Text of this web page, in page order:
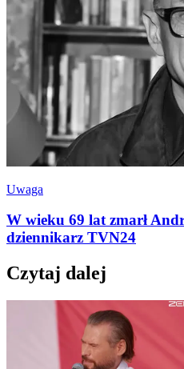
Uwaga
W wieku 69 lat zmarł
dziennikarz TVN24
Czytaj dalej